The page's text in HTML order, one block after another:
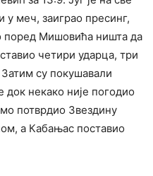
у меч, заиграо пресинг,
поред Мишовића ништа да
четири ударца, три
су покушавали
некако није погодио
потврдио Звездину
а Кабањас поставио